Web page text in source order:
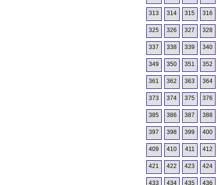
313 314 315 316
325 326 327 328
337 338 339 340
349 350 351 352
361 362 363 364
373 374 375 376
385 386 387 388
397 398 399 400
409 410 411 412
421 422 423 424
433 434 435 436